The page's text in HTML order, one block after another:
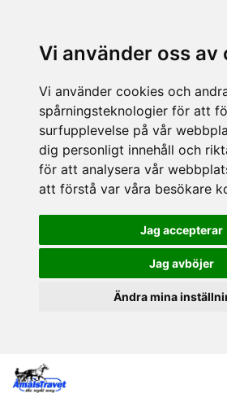
Vi använder oss av
Vi använder cookies och
spårningsteknologier för att
surfupplevelse på vår
dig personligt innehåll och
för att analysera vår
att förstå var våra besökare
Jag accepterar
Jag avböjer
Ändra mina